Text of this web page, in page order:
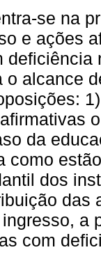
se na
e ações
o alcance
da
como
dos
das
a
com